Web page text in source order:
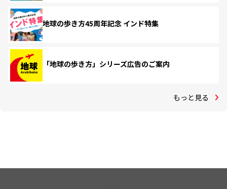
地球の歩き方45周年記念 インド特集
「地球の歩き方」シリーズ広告のご案内
もっと見る